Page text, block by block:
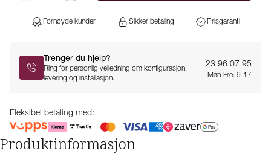
Fornøyde kunder Sikker betaling Prisgaranti
Trenger du hjelp?
Ring for personlig veiledning om konfigurasjon,
levering og installasjon.
23 96 07 95
Man-Fre: 9-17
Fleksibel betaling med:
Produktinformasjon